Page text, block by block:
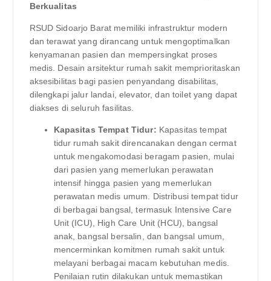
Berkualitas
RSUD Sidoarjo Barat memiliki infrastruktur modern
dan terawat yang dirancang untuk mengoptimalkan
kenyamanan pasien dan mempersingkat proses
medis. Desain arsitektur rumah sakit memprioritaskan
aksesibilitas bagi pasien penyandang disabilitas,
dilengkapi jalur landai, elevator, dan toilet yang dapat
diakses di seluruh fasilitas.
Kapasitas Tempat Tidur: Kapasitas tempat
tidur rumah sakit direncanakan dengan cermat
untuk mengakomodasi beragam pasien, mulai
dari pasien yang memerlukan perawatan
intensif hingga pasien yang memerlukan
perawatan medis umum. Distribusi tempat tidur
di berbagai bangsal, termasuk Intensive Care
Unit (ICU), High Care Unit (HCU), bangsal
anak, bangsal bersalin, dan bangsal umum,
mencerminkan komitmen rumah sakit untuk
melayani berbagai macam kebutuhan medis.
Penilaian rutin dilakukan untuk memastikan